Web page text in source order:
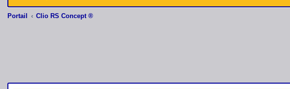
Portail Clio RS Concept ®